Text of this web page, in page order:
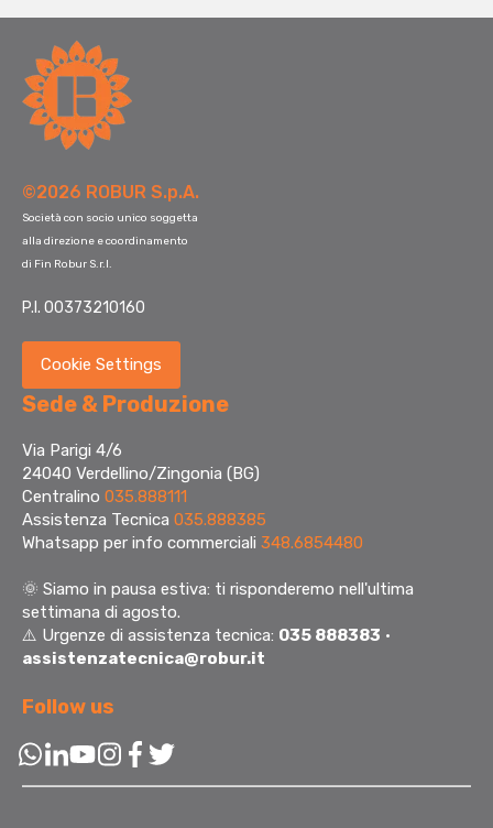
©2026 ROBUR S.p.A.
Società con socio unico soggetta
alla direzione e coordinamento
di Fin Robur S.r.l.
P.I. 00373210160
Cookie Settings
Sede & Produzione
Via Parigi 4/6
24040 Verdellino/Zingonia (BG)
Centralino 035.888111
Assistenza Tecnica 035.888385
Whatsapp per info commerciali 348.6854480
🌞 Siamo in pausa estiva: ti risponderemo nell'ultima
settimana di agosto.
⚠️ Urgenze di assistenza tecnica: 035 888383 ·
assistenzatecnica@robur.it
Follow us